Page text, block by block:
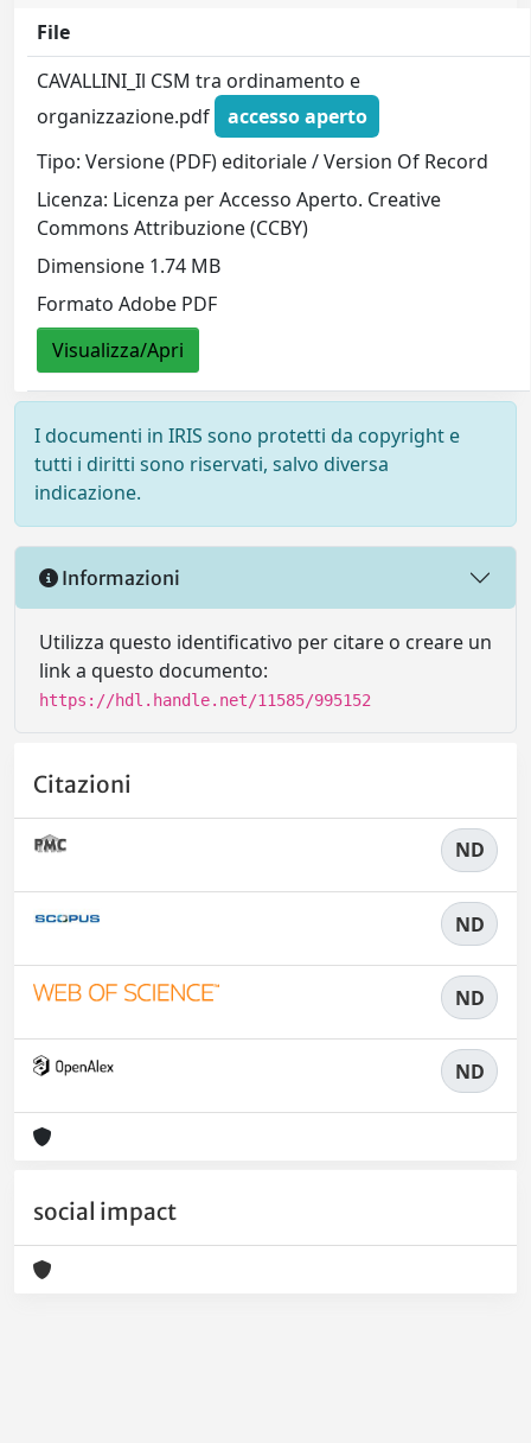
File
CAVALLINI_Il CSM tra ordinamento e
organizzazione.pdf
accesso aperto
Tipo: Versione (PDF) editoriale / Version Of Record
Licenza: Licenza per Accesso Aperto. Creative
Commons Attribuzione (CCBY)
Dimensione 1.74 MB
Formato Adobe PDF
Visualizza/Apri
I documenti in IRIS sono protetti da copyright e
tutti i diritti sono riservati, salvo diversa
indicazione.
Informazioni
Utilizza questo identificativo per citare o creare un
link a questo documento:
https://hdl.handle.net/11585/995152
Citazioni
ND
ND
ND
ND
social impact